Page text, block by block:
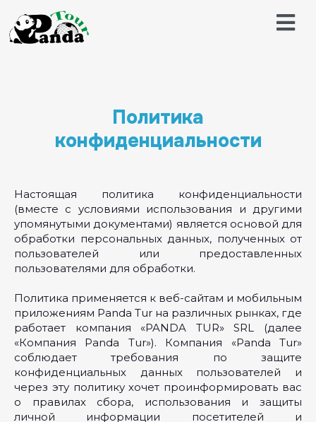
Политика
конфиденциальности
Настоящая политика конфиденциальности
(вместе с условиями использования и другими
упомянутыми документами) является основой для
обработки персональных данных, полученных от
пользователей или предоставленных
пользователями для обработки.
Политика применяется к веб-сайтам и мобильным
приложениям Panda Tur на различных рынках, где
работает компания «PANDA TUR» SRL (далее
«Компания Panda Tur»). Компания «Panda Tur»
соблюдает требования по защите
конфиденциальных данных пользователей и
через эту политику хочет проинформировать вас
о правилах сбора, использования и защиты
личной информации посетителей и